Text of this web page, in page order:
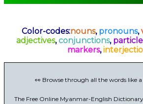
Color-codes:nouns, pronouns,
adjectives,conjunctions,
markers,
👀 Browse through all the words like
The Free Online Myanmar-English